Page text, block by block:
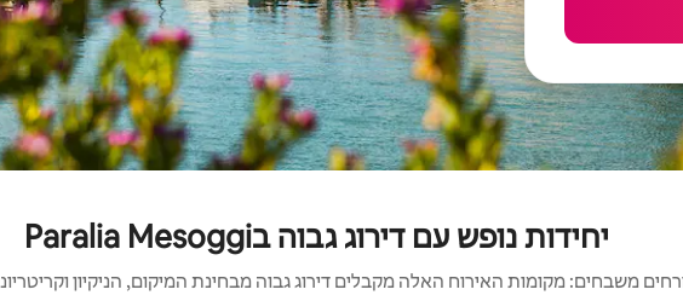
יחידות נופש עם דירוג גבוה בParalia Mesoggi
משבחים: מקומות האירוח האלה מקבלים דירוג גבוה מבחינת המיקום, הניקיון